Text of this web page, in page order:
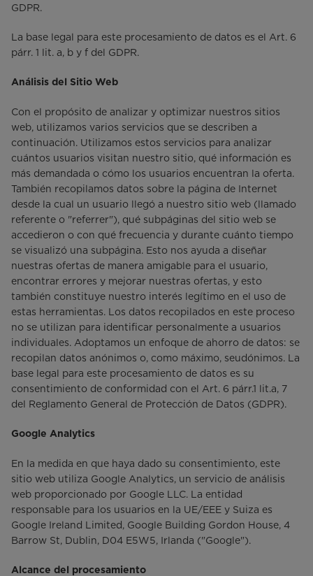
GDPR.
La base legal para este procesamiento de datos es el Art. 6
párr. 1 lit. a, b y f del GDPR.
Análisis del Sitio Web
Con el propósito de analizar y optimizar nuestros sitios
web, utilizamos varios servicios que se describen a
continuación. Utilizamos estos servicios para analizar
cuántos usuarios visitan nuestro sitio, qué información es
más demandada o cómo los usuarios encuentran la oferta.
También recopilamos datos sobre la página de Internet
desde la cual un usuario llegó a nuestro sitio web (llamado
referente o "referrer"), qué subpáginas del sitio web se
accedieron o con qué frecuencia y durante cuánto tiempo
se visualizó una subpágina. Esto nos ayuda a diseñar
nuestras ofertas de manera amigable para el usuario,
encontrar errores y mejorar nuestras ofertas, y esto
también constituye nuestro interés legítimo en el uso de
estas herramientas. Los datos recopilados en este proceso
no se utilizan para identificar personalmente a usuarios
individuales. Adoptamos un enfoque de ahorro de datos: se
recopilan datos anónimos o, como máximo, seudónimos. La
base legal para este procesamiento de datos es su
consentimiento de conformidad con el Art. 6 párr.1 lit.a, 7
del Reglamento General de Protección de Datos (GDPR).
Google Analytics
En la medida en que haya dado su consentimiento, este
sitio web utiliza Google Analytics, un servicio de análisis
web proporcionado por Google LLC. La entidad
responsable para los usuarios en la UE/EEE y Suiza es
Google Ireland Limited, Google Building Gordon House, 4
Barrow St, Dublin, D04 E5W5, Irlanda ("Google").
Alcance del procesamiento